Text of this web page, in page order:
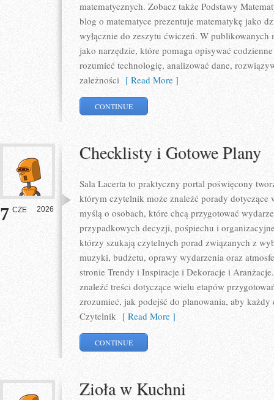
matematycznych. Zobacz także Podstawy
blog o matematyce prezentuje matematykę jako
wyłącznie do zeszytu ćwiczeń. W publikowanych
jako narzędzie, które pomaga opisywać
rozumieć technologię, analizować dane,
zależności [ Read More ]
CONTINUE
7 CZE 2026
Checklisty i Gotowe Plany
Sala Lacerta to praktyczny portal poświęcony
którym czytelnik może znaleźć porady dotyczące
myślą o osobach, które chcą przygotować
przypadkowych decyzji, pośpiechu i
którzy szukają czytelnych porad związanych z
muzyki, budżetu, oprawy wydarzenia oraz
stronie Trendy i Inspiracje i Dekoracje i
znaleźć treści dotyczące wielu etapów
zrozumieć, jak podejść do planowania, aby każdy
Czytelnik [ Read More ]
CONTINUE
Zioła w Kuchni